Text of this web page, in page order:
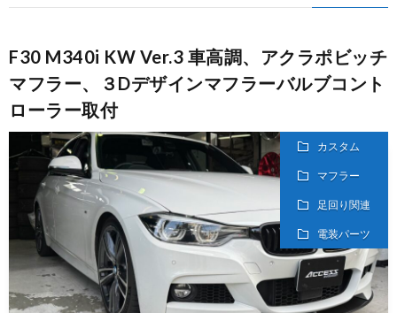
F30 M340i KW Ver.3 車高調、アクラポビッチ
マフラー、３Dデザインマフラーバルブコント
ローラー取付
カスタム
マフラー
足回り関連
電装パーツ